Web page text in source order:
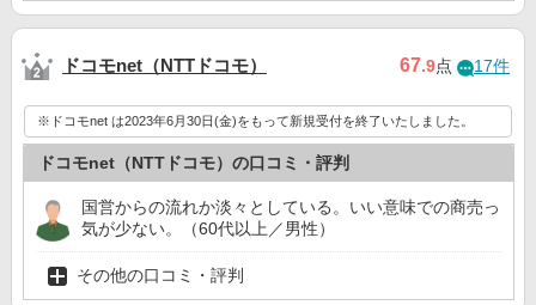
ドコモnet（NTTドコモ） 67.9点 17件
※ドコモnet は2023年6月30日(金)をもって新規受付を終了いたしました。
ドコモnet（NTTドコモ）の口コミ・評判
国営からの流れか淡々としている。いい意味での商売っ
気が少ない。（60代以上／男性）
その他の口コミ・評判